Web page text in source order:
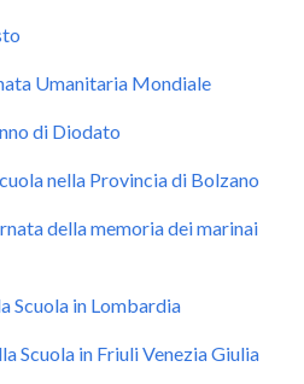
Umanitaria Mondiale
di Diodato
nella Provincia di Bolzano
della memoria dei marinai
Scuola in Lombardia
Scuola in Friuli Venezia Giulia